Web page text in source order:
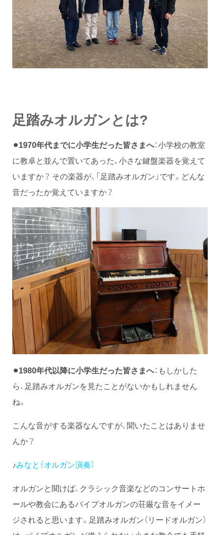
足踏みオルガンとは?
⚫︎1970年代までに小学生だった皆さまへ：小学校の教室
に教卓と並んで置いてあった、小さな鍵盤楽器を覚えて
いますか？ その楽器が、「足踏みオルガン」です。どんな
音だったか覚えていますか？
⚫︎1980年代以降に小学生だった皆さまへ：もしかした
ら、足踏みオルガンを見たことがないかもしれません
ね。
こんな音がする楽器なんですが、聞いたことはありませ
んか？
♪みなと（オルガン演奏）
オルガンと聞けば、クラシック音楽などのコンサートホ
ールや教会にあるパイプオルガンの荘厳な音をイメー
ジされると思います。足踏みオルガン（リードオルガン）